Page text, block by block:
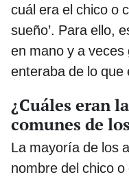
cuál era el chico o
sueño’. Para ello,
en mano y a
enteraba de lo que
¿Cuáles eran
comunes de
La mayoría de los
nombre del chico